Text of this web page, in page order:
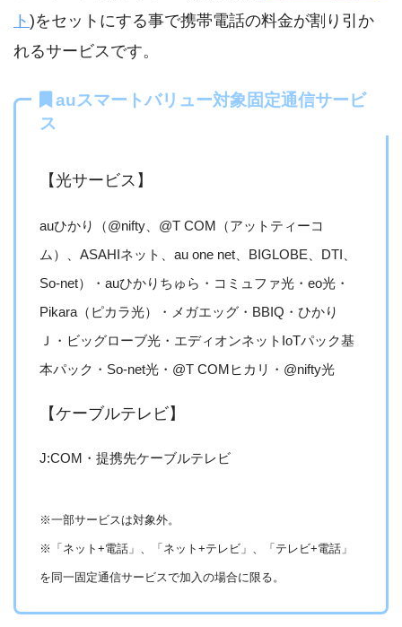
ト )をセットにする事で携帯電話の料金が割り引か
れるサービスです。
auスマートバリュー対象固定通信サービ
ス
【光サービス】
auひかり（@nifty、@T COM（アットティーコ
ム）、ASAHIネット、au one net、BIGLOBE、DTI、
So-net）・auひかりちゅら・コミュファ光・eo光・
Pikara（ピカラ光）・メガエッグ・BBIQ・ひかり
Ｊ・ビッグローブ光・エディオンネットIoTパック基
本パック・So-net光・@T COMヒカリ・@nifty光
【ケーブルテレビ】
J:COM・提携先ケーブルテレビ
※一部サービスは対象外。
※「ネット+電話」、「ネット+テレビ」、「テレビ+電話」
を同一固定通信サービスで加入の場合に限る。